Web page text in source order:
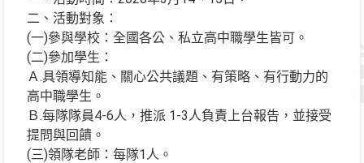
二、活動對象：
(一)參與學校：全國各公、私立高中職學生皆可。
(二)參加學生：
Ａ.具領導知能、關心公共議題、有策略、有行動力的
高中職學生。
Ｂ.每隊隊員4-6人，推派 1-3人負責上台報告，並接受
提問與回饋。
(三)領隊老師：每隊1人。